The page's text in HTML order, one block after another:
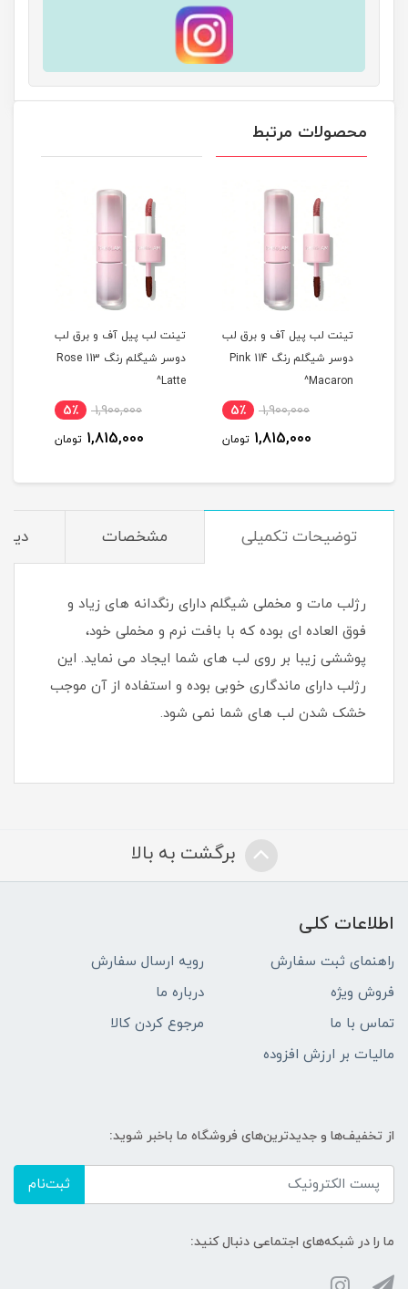
محصولات مرتبط
تینت لب پیل آف و برق لب
دوسر شیگلم رنگ 114 Pink
Macaron^
1,900,000 5٪
1,815,000 تومان
تینت لب پیل آف و برق لب
دوسر شیگلم رنگ 113 Rose
Latte^
1,900,000 5٪
1,815,000 تومان
توضیحات تکمیلی مشخصات
رژلب مات و مخملی شیگلم دارای رنگدانه های زیاد و
فوق العاده ای بوده که با بافت نرم و مخملی خود،
پوششی زیبا بر روی لب های شما ایجاد می نماید. این
رژلب دارای ماندگاری خوبی بوده و استفاده از آن موجب
خشک شدن لب های شما نمی شود.
برگشت به بالا
اطلاعات کلی
راهنمای ثبت سفارش
رویه ارسال سفارش
فروش ویژه
درباره ما
تماس با ما
مرجوع کردن کالا
مالیات بر ارزش افزوده
از تخفیف‌ها و جدیدترین‌های فروشگاه ما باخبر شوید:
ثبت‌نام
ما را در شبکه‌های اجتماعی دنبال کنید: